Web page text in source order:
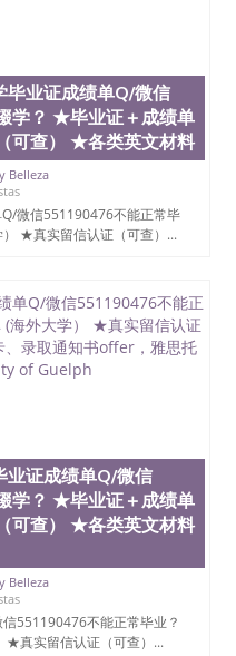
在世界上享有学术地
高等教育机构，并获
表。其计算机系与会
名中表现优异。其毕
界硅谷中心得到工作
大三和大四的学期提
论是加州大学系统
圣何塞州立大学
位置。 圣何塞州立大
，并有来自世界60余
系如计算机科学，电
计，和航空学等，深
和研究所的商学课程
5、电子图确认好转成
或者视频确认再付余
，国外DHL）。 三、
育部学历学位认证，
留学回国人员证明
档可查。 3、留信网
终身受用。 四、办理
院、商学院、交流学
院、工程学院、健康
学学院、人文学院、
毕业证成绩单Q/微信
学？ ★毕业证＋成绩单
可查） ★各类英文材料
Belleza
微信551190476不能正常毕
★真实留信认证（可查）...
业证成绩单Q/微信
学？ ★毕业证＋成绩单
可查） ★各类英文材料
Belleza
551190476不能正常毕业？
★真实留信认证（可查）...